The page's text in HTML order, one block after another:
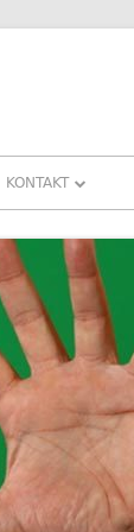
KONTAKT
DOWNLOADS
FAQ
DATENSCHUTZ
IMPRESSUM